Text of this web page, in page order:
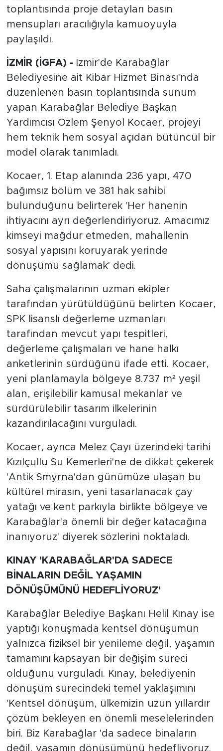
toplantısında proje detayları basın
mensupları aracılığıyla kamuoyuyla
paylaşıldı.
İZMİR (İGFA) - İzmir'de Karabağlar
Belediyesine ait Kibar Hizmet Binası'nda
düzenlenen basın toplantısında sunum
yapan Karabağlar Belediye Başkan
Yardımcısı Özlem Şenyol Kocaer, projeyi
hem teknik hem sosyal açıdan bütüncül bir
model olarak tanımladı.
Kocaer, 1. Etap alanında 236 yapı, 470
bağımsız bölüm ve 381 hak sahibi
bulunduğunu belirterek 'Her hanenin
ihtiyacını ayrı değerlendiriyoruz. Amacımız
kimseyi mağdur etmeden, mahallenin
sosyal yapısını koruyarak yerinde
dönüşümü sağlamak' dedi.
Saha çalışmalarının uzman ekipler
tarafından yürütüldüğünü belirten Kocaer,
SPK lisanslı değerleme uzmanları
tarafından mevcut yapı tespitleri,
değerleme çalışmaları ve hane halkı
anketlerinin sürdüğünü ifade etti. Kocaer,
yeni planlamayla bölgeye 8.737 m² yeşil
alan, erişilebilir kamusal mekanlar ve
sürdürülebilir tasarım ilkelerinin
kazandırılacağını vurguladı.
Kocaer, ayrıca Melez Çayı üzerindeki tarihi
Kızılçullu Su Kemerleri'ne de dikkat çekerek
'Antik Smyrna'dan günümüze ulaşan bu
kültürel mirasın, yeni tasarlanacak çay
yatağı ve kent parkıyla birlikte bölgeye ve
Karabağlar'a önemli bir değer katacağına
inanıyoruz' diyerek sözlerini noktaladı.
KINAY 'KARABAĞLAR'DA SADECE
BİNALARIN DEĞİL YAŞAMIN
DÖNÜŞÜMÜNÜ HEDEFLİYORUZ'
Karabağlar Belediye Başkanı Helil Kınay ise
yaptığı konuşmada kentsel dönüşümün
yalnızca fiziksel bir yenileme değil, yaşamın
tamamını kapsayan bir değişim süreci
olduğunu vurguladı. Kınay, belediyenin
dönüşüm sürecindeki temel yaklaşımını
'Kentsel dönüşüm, ülkemizin uzun yıllardır
çözüm bekleyen en önemli meselelerinden
biri. Biz Karabağlar 'da sadece binaların
değil, yaşamın dönüşümünü hedefliyoruz.